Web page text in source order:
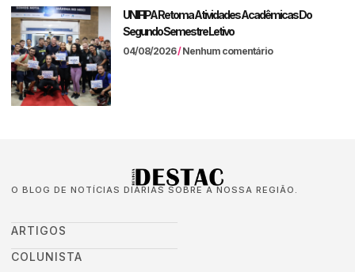
UNIFIPA Retoma Atividades Acadêmicas Do
Segundo Semestre Letivo
04/08/2026 Nenhum comentário
O BLOG DE NOTÍCIAS DIÁRIAS SOBRE A NOSSA REGIÃO.
ARTIGOS
COLUNISTA